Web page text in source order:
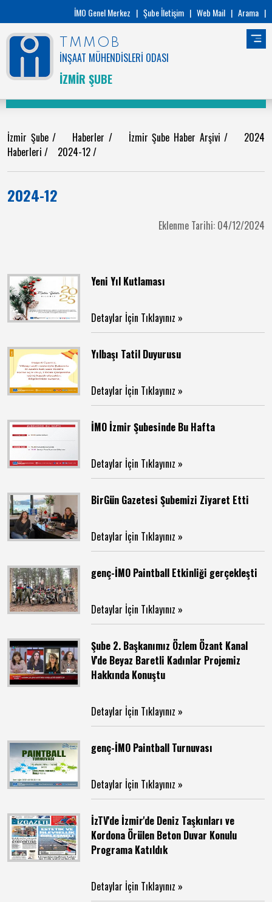
İMO Genel Merkez | Şube İletişim | Web Mail | Arama |
TMMOB
İNŞAAT MÜHENDİSLERİ ODASI
İZMİR ŞUBE
İzmir Şube/ Haberler / İzmir Şube Haber Arşivi/ 2024
Haberleri / 2024-12/
2024-12
Eklenme Tarihi: 04/12/2024
Yeni Yıl Kutlaması
Detaylar İçin Tıklayınız »
Yılbaşı Tatil Duyurusu
Detaylar İçin Tıklayınız »
İMO İzmir Şubesinde Bu Hafta
Detaylar İçin Tıklayınız »
BirGün Gazetesi Şubemizi Ziyaret Etti
Detaylar İçin Tıklayınız »
genç-İMO Paintball Etkinliği gerçekleşti
Detaylar İçin Tıklayınız »
Şube 2. Başkanımız Özlem Özant Kanal
V'de Beyaz Baretli Kadınlar Projemiz
Hakkında Konuştu
Detaylar İçin Tıklayınız »
genç-İMO Paintball Turnuvası
Detaylar İçin Tıklayınız »
İzTV'de İzmir'de Deniz Taşkınları ve
Kordona Örülen Beton Duvar Konulu
Programa Katıldık
Detaylar İçin Tıklayınız »